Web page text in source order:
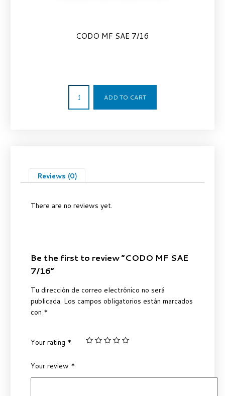
CODO MF SAE 7/16
ADD TO CART
Reviews (0)
There are no reviews yet.
Be the first to review “CODO MF SAE
7/16”
Tu dirección de correo electrónico no será
publicada. Los campos obligatorios están marcados
con *
Your rating *
Your review *